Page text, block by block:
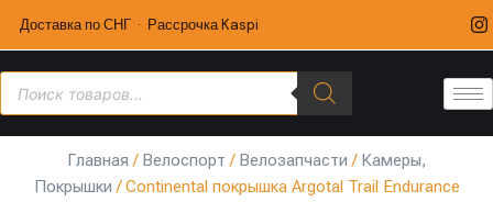
Доставка по СНГ · Рассрочка Kaspi
Главная / Велоспорт / Велозапчасти / Камеры,
Покрышки / Continental покрышка Argotal Trail Endurance